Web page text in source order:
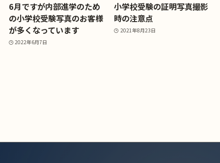
6月ですが内部進学のため
の小学校受験写真のお客様
が多くなっています
2022年6月7日
小学校受験の証明写真撮影
時の注意点
2021年8月23日